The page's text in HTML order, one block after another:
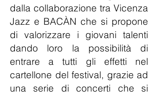
dalla collaborazione tra Vicenza
Jazz e BACÀN che si propone
di valorizzare i giovani talenti
dando loro la possibilità di
entrare a tutti gli effetti nel
cartellone del festival, grazie ad
una serie di concerti che si